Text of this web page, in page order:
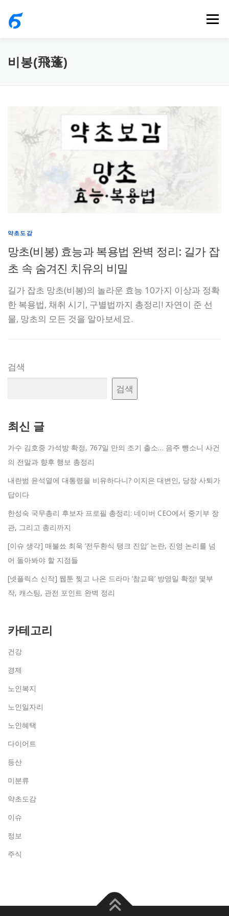
메뉴
비봉(飛蓬)
약초도감
망초(비봉) 효능과 복용법 완벽 정리: 길가 잡
초 속 숨겨진 치유의 비밀
길가 잡초 망초(비봉)의 놀라운 효능 10가지 이상과 정확
한 복용법, 채취 시기, 구별법까지 총정리! 자연이 준 선
물, 망초의 모든 것을 알아보세요.
검색
검색
최신 글
가수 김호중 가석방 확정, 767일 만의 조기 출소… 음주 뺑소니 사건
의 전말과 향후 행보 총정리
내란범 윤석열에 대통령을 비유하다니? 이지은 대변인, 당장 사퇴가
답이다
한성숙 국무총리 후보자 프로필 총정리: 네이버 CEO에서 중기부 장
관, 그리고 총리까지
[이슈 생각] 매불쑈 최욱 ‘전두환식 탱크 진압’ 논란, 진영 논리를 넘
어 돌아봐야 할 지점들
[넷플릭스 신작] 웹툰 찢고 나온 드라마 ‘참교육’ 방영일 확정! 몇부
작, 캐스팅, 관전 포인트 완벽 정리
카테고리
건강
경제
노인복지
노인일자리
노인혜택
다이어트
등산
미분류
약초도감
이슈
정보
주식